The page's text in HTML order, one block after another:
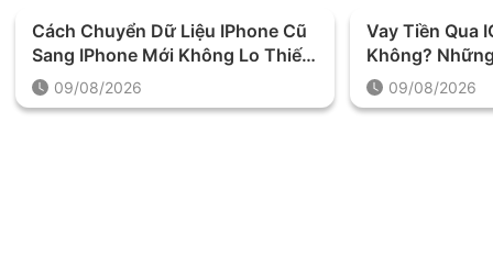
Cách Chuyển Dữ Liệu IPhone Cũ
Sang IPhone Mới Không Lo Thiếu
Hoặc Mất Dữ Liệu
09/08/2026
Vay Tiền Qua
Không?
Rõ Trước Khi
09/08/2026